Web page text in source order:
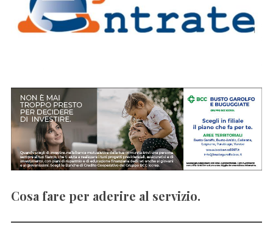
Cosa fare per aderire al servizio.